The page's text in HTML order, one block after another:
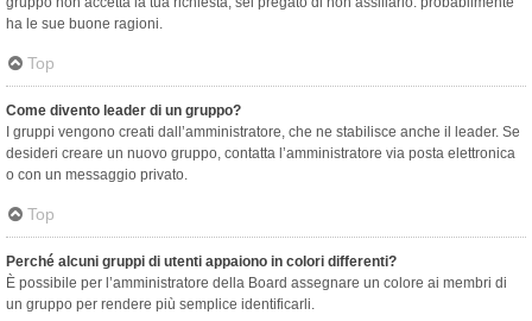
ha le sue buone ragioni.
Top
Come divento leader di un gruppo?
I gruppi vengono creati dall’amministratore, che ne stabilisce anche il leader. Se
desideri creare un nuovo gruppo, contatta l’amministratore via posta elettronica
o con un messaggio privato.
Top
Perché alcuni gruppi di utenti appaiono in colori differenti?
È possibile per l’amministratore della Board assegnare un colore ai membri di
un gruppo per rendere più semplice identificarli.